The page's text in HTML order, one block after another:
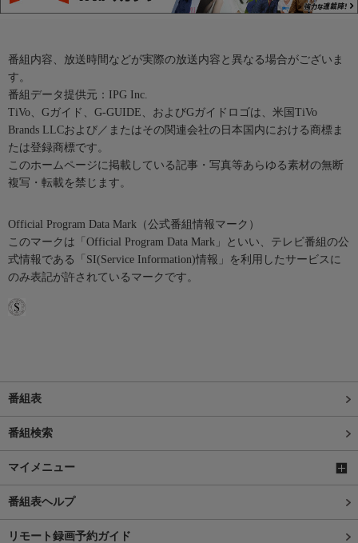
番組内容、放送時間などが実際の放送内容と異なる場合がございま
す。
番組データ提供元：IPG Inc.
TiVo、Gガイド、G-GUIDE、およびGガイドロゴは、米国TiVo
Brands LLCおよび／またはその関連会社の日本国内における商標ま
たは登録商標です。
このホームページに掲載している記事・写真等あらゆる素材の無断
複写・転載を禁じます。
Official Program Data Mark（公式番組情報マーク）
このマークは「Official Program Data Mark」といい、テレビ番組の公
式情報である「SI(Service Information)情報」を利用したサービスに
のみ表記が許されているマークです。
番組表
番組検索
マイメニュー
番組表ヘルプ
リモート録画予約ガイド